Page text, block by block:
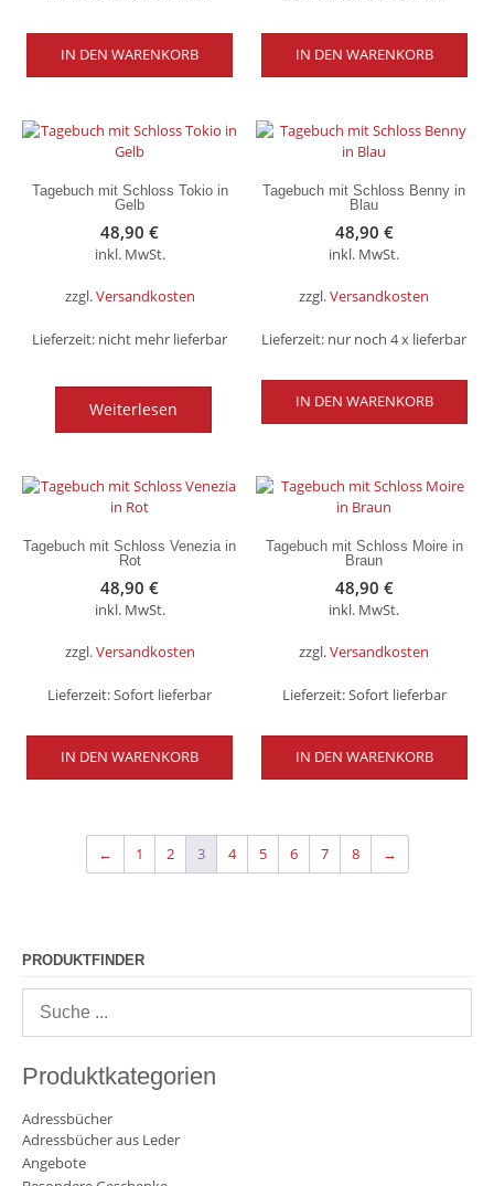
IN DEN WARENKORB IN DEN WARENKORB
Tagebuch mit Schloss Tokio in
Gelb
48,90€
inkl. MwSt.
zzgl.Versandkosten
Lieferzeit: nicht mehr lieferbar
Weiterlesen
Tagebuch mit Schloss Benny in
Blau
48,90 €
inkl. MwSt.
zzgl.Versandkosten
Lieferzeit: nur noch 4 x lieferbar
IN DEN WARENKORB
Tagebuch mit Schloss Venezia in
Rot
48,90€
inkl. MwSt.
zzgl.Versandkosten
Lieferzeit:Sofort lieferbar
IN DEN WARENKORB
Tagebuch mit Schloss Moire in
Braun
48,90 €
inkl. MwSt.
zzgl.Versandkosten
Lieferzeit:Sofort lieferbar
IN DEN WARENKORB
← 1 2 3 4 5 6 7 8 →
PRODUKTFINDER
Produktkategorien
Adressbücher
Adressbücher aus Leder
Angebote